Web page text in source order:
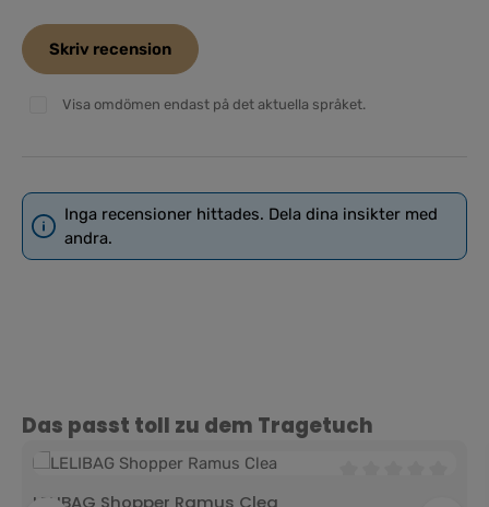
Skriv recension
Visa omdömen endast på det aktuella språket.
Inga recensioner hittades. Dela dina insikter med
andra.
Hoppa över produktgalleri
Das passt toll zu dem Tragetuch
LELIBAG Shopper Ramus Clea